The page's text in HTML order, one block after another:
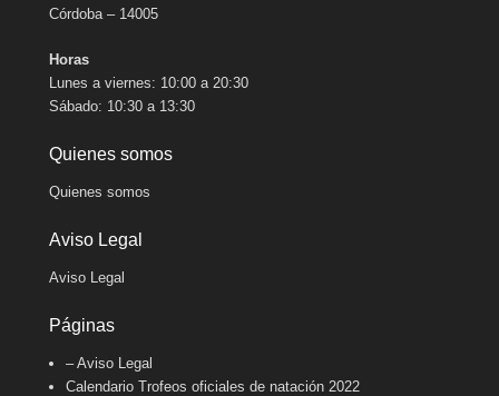
Córdoba – 14005
Horas
Lunes a viernes: 10:00 a 20:30
Sábado: 10:30 a 13:30
Quienes somos
Quienes somos
Aviso Legal
Aviso Legal
Páginas
– Aviso Legal
Calendario Trofeos oficiales de natación 2022